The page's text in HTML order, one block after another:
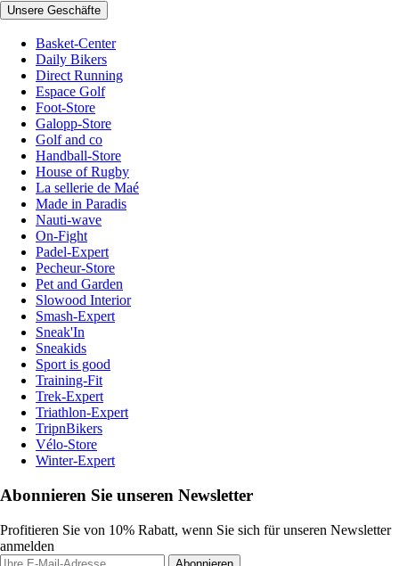
Unsere Geschäfte
Basket-Center
Daily Bikers
Direct Running
Espace Golf
Foot-Store
Galopp-Store
Golf and co
Handball-Store
House of Rugby
La sellerie de Maé
Made in Paradis
Nauti-wave
On-Fight
Padel-Expert
Pecheur-Store
Pet and Garden
Slowood Interior
Smash-Expert
Sneak'In
Sneakids
Sport is good
Training-Fit
Trek-Expert
Triathlon-Expert
TripnBikers
Vélo-Store
Winter-Expert
Abonnieren Sie unseren Newsletter
Profitieren Sie von 10% Rabatt, wenn Sie sich für unseren Newsletter
anmelden